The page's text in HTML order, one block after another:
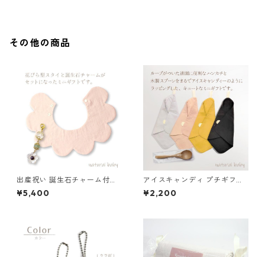
その他の商品
出産祝い 誕生石チャーム付き
花びらスタイ くすみブルー×マ
スタード
¥5,400
アイスキャンディ プチギフト
くすみピンク
¥2,200